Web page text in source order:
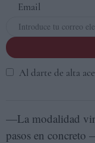
Email
Al darte de alta
—La modalidad
pasos en